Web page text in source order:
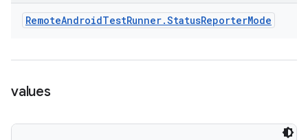
RemoteAndroidTestRunner.StatusReporterMode
values